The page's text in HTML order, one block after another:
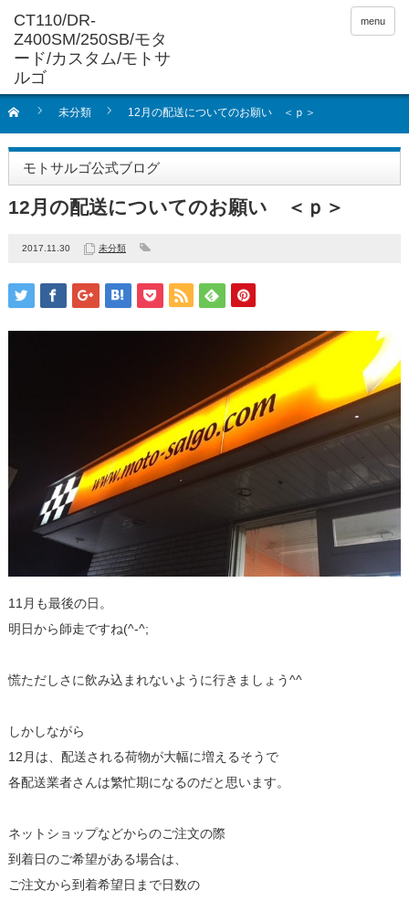
menu
未分類 12月の配送についてのお願い ＜ｐ＞
モトサルゴ公式ブログ
12月の配送についてのお願い ＜ｐ＞
2017.11.30 未分類
11月も最後の日。
明日から師走ですね(^-^;
慌ただしさに飲み込まれないように行きましょう^^
しかしながら
12月は、配送される荷物が大幅に増えるそうで
各配送業者さんは繁忙期になるのだと思います。
ネットショップなどからのご注文の際
到着日のご希望がある場合は、
ご注文から到着希望日まで日数の